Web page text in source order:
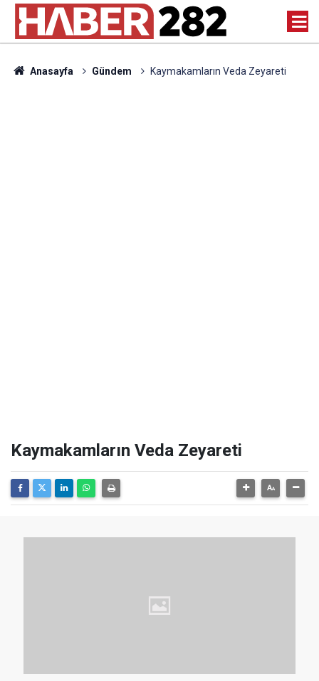
Anasayfa Gündem Kaymakamların Veda Zeyareti
Kaymakamların Veda Zeyareti